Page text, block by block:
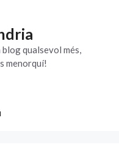
blog qualsevol més,
menorquí!